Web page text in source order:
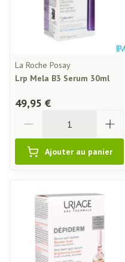
La Roche Posay
Lrp Mela B3 Serum 30ml
49,95 €
Ajouter au panier